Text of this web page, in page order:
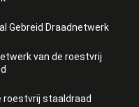
Gebreid Draadnetwerk
van de roestvrij
roestvrij staaldraad